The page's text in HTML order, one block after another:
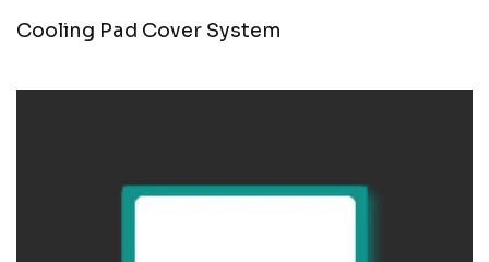
Cooling Pad Cover System